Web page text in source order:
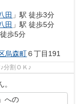
田 」駅 徒歩3分
田 」駅 徒歩5分
徒歩5分
烏森町６丁目191
分割ＯＫ♪
への